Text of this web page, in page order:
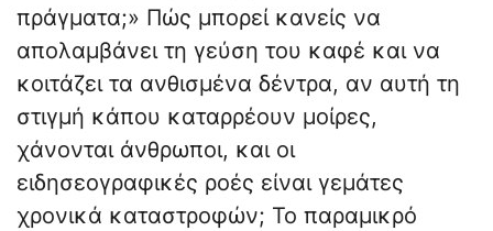
πράγματα;» Πώς μπορεί κανείς να
απολαμβάνει τη γεύση του καφέ και να
κοιτάζει τα ανθισμένα δέντρα, αν αυτή τη
στιγμή κάπου καταρρέουν μοίρες,
χάνονται άνθρωποι, και οι
ειδησεογραφικές ροές είναι γεμάτες
χρονικά καταστροφών; Το παραμικρό